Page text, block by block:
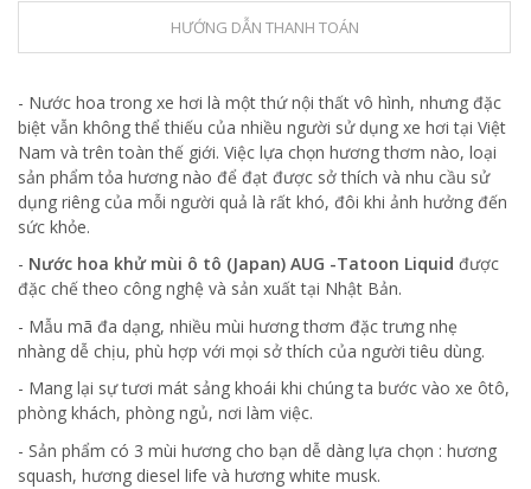
HƯỚNG DẪN THANH TOÁN
- Nước hoa trong xe hơi là một thứ nội thất vô hình, nhưng đặc
biệt vẫn không thể thiếu của nhiều người sử dụng xe hơi tại Việt
Nam và trên toàn thế giới. Việc lựa chọn hương thơm nào, loại
sản phẩm tỏa hương nào để đạt được sở thích và nhu cầu sử
dụng riêng của mỗi người quả là rất khó, đôi khi ảnh hưởng đến
sức khỏe.
- Nước hoa khử mùi ô tô (Japan) AUG -Tatoon Liquid được
đặc chế theo công nghệ và sản xuất tại Nhật Bản.
- Mẫu mã đa dạng, nhiều mùi hương thơm đặc trưng nhẹ
nhàng dễ chịu, phù hợp với mọi sở thích của người tiêu dùng.
- Mang lại sự tươi mát sảng khoái khi chúng ta bước vào xe ôtô,
phòng khách, phòng ngủ, nơi làm việc.
- Sản phẩm có 3 mùi hương cho bạn dễ dàng lựa chọn : hương
squash, hương diesel life và hương white musk.